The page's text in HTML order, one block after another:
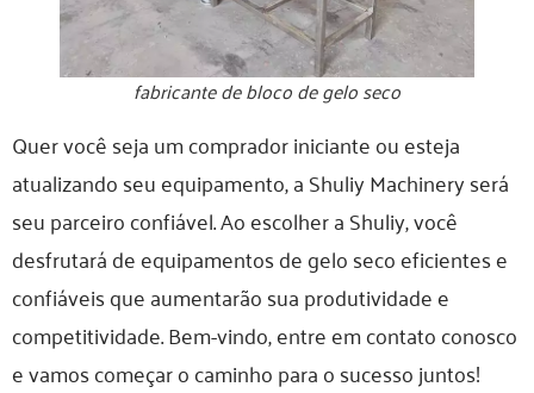
fabricante de bloco de gelo seco
Quer você seja um comprador iniciante ou esteja
atualizando seu equipamento, a Shuliy Machinery será
seu parceiro confiável. Ao escolher a Shuliy, você
desfrutará de equipamentos de gelo seco eficientes e
confiáveis ​​que aumentarão sua produtividade e
competitividade. Bem-vindo, entre em contato conosco
e vamos começar o caminho para o sucesso juntos!